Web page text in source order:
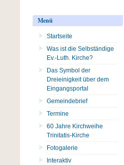
Menü
Startseite
Was ist die Selbständige
Ev.-Luth. Kirche?
Das Symbol der
Dreieinigkeit über dem
Eingangsportal
Gemeindebrief
Termine
60 Jahre Kirchweihe
Trinitatis-Kirche
Fotogalerie
Interaktiv